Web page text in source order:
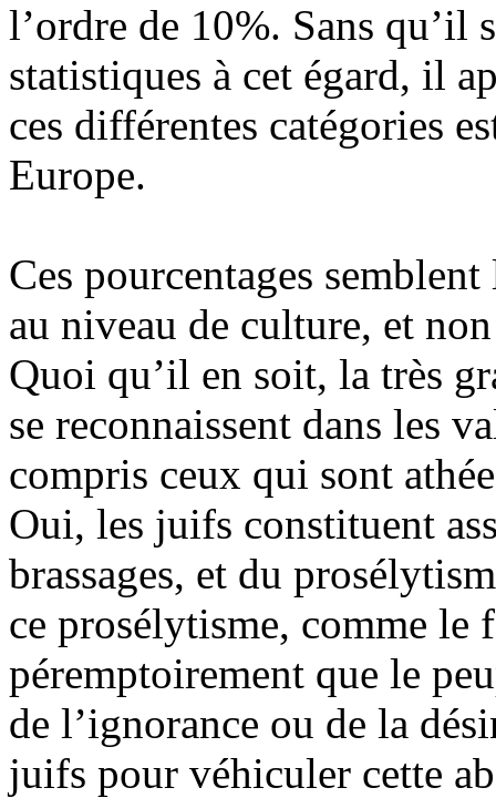
l’ordre de 10%. Sans qu’il
statistiques à cet égard, il
ces différentes catégories
Europe.
Ces pourcentages
au niveau de culture, et
Quoi qu’il en soit, la très
se reconnaissent dans les
compris ceux qui sont
Oui, les juifs constituent
brassages, et du
ce prosélytisme, comme
péremptoirement que le
de l’ignorance ou de la
juifs pour véhiculer cette